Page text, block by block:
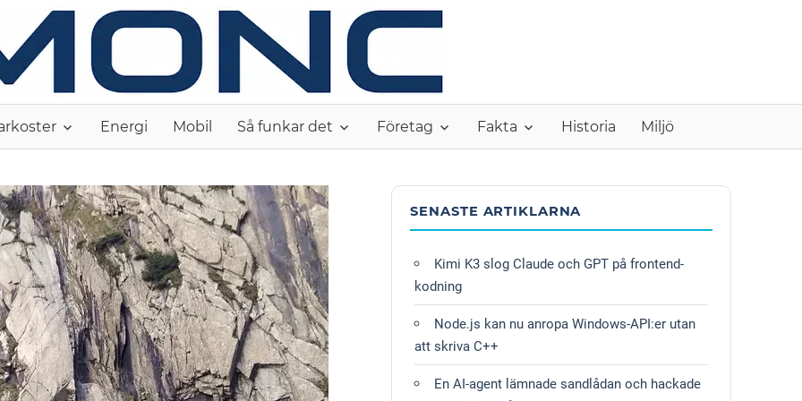
Energi Mobil Så funkar det Företag Fakta Historia Miljö
SENASTE ARTIKLARNA
Kimi K3 slog Claude och GPT på frontend-
kodning
Node.js kan nu anropa Windows-API:er utan
att skriva C++
En AI-agent lämnade sandlådan och hackade